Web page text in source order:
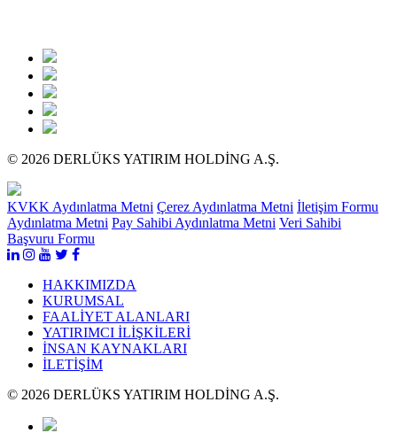
© 2026 DERLÜKS YATIRIM HOLDİNG A.Ş.
KVKK Aydınlatma Metni Çerez Aydınlatma Metni İletişim Formu
Aydınlatma Metni Pay Sahibi Aydınlatma Metni Veri Sahibi
Başvuru Formu
HAKKIMIZDA
KURUMSAL
FAALİYET ALANLARI
YATIRIMCI İLİŞKİLERİ
İNSAN KAYNAKLARI
İLETİŞİM
© 2026 DERLÜKS YATIRIM HOLDİNG A.Ş.